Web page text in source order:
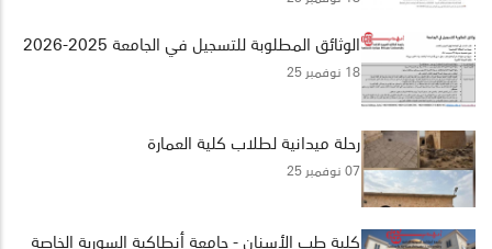
الوثائق المطلوبة للتسجيل في الجامعة 2025-2026
18 نوفمبر 25
رحلة ميدانية لطلاب كلية العمارة
07 نوفمبر 25
كلية طب الأسنان - جامعة أنطاكية السورية الخاصة